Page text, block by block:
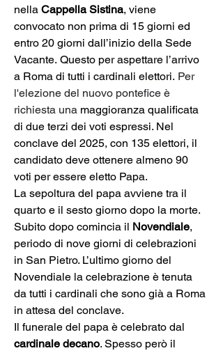
nella Cappella Sistina, viene
convocato non prima di 15 giorni ed
entro 20 giorni dall’inizio della Sede
Vacante. Questo per aspettare l’arrivo
a Roma di tutti i cardinali elettori. Per
l'elezione del nuovo pontefice è
richiesta una maggioranza qualificata
di due terzi dei voti espressi. Nel
conclave del 2025, con 135 elettori, il
candidato deve ottenere almeno 90
voti per essere eletto Papa.
La sepoltura del papa avviene tra il
quarto e il sesto giorno dopo la morte.
Subito dopo comincia il Novendiale,
periodo di nove giorni di celebrazioni
in San Pietro. L’ultimo giorno del
Novendiale la celebrazione è tenuta
da tutti i cardinali che sono già a Roma
in attesa del conclave.
Il funerale del papa è celebrato dal
cardinale decano. Spesso però il